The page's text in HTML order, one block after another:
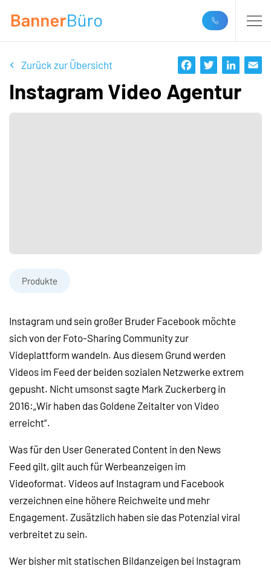
Zurück zur Übersicht
Instagram Video Agentur
Produkte
Instagram und sein großer Bruder Facebook möchte
sich von der Foto-Sharing Community zur
Videplattform wandeln. Aus diesem Grund werden
Videos im Feed der beiden sozialen Netzwerke extrem
gepusht. Nicht umsonst sagte Mark Zuckerberg in
2016:„Wir haben das Goldene Zeitalter von Video
erreicht“.
Was für den User Generated Content in den News
Feed gilt, gilt auch für Werbeanzeigen im
Videoformat. Videos auf Instagram und Facebook
verzeichnen eine höhere Reichweite und mehr
Engagement. Zusätzlich haben sie das Potenzial viral
verbreitet zu sein.
Wer bisher mit statischen Bildanzeigen bei Instagram